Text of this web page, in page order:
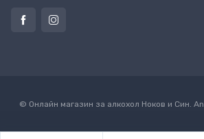
© Онлайн магазин за алкохол Ноков и Син. An